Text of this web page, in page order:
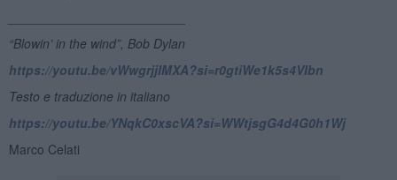
“Blowin’ in the wind”, Bob Dylan
https://youtu.be/vWwgrjjIMXA?si=r0gtiWe1k5s4VIbn
Testo e traduzione in italiano
https://youtu.be/YNqkC0xscVA?si=WWtjsgG4d4G0h1Wj
Marco Celati